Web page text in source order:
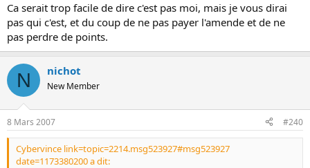
Ca serait trop facile de dire c'est pas moi, mais je vous dirai
pas qui c'est, et du coup de ne pas payer l'amende et de ne
pas perdre de points.
N nichot
New Member
8 Mars 2007 #240
Cybervince link=topic=2214.msg523927#msg523927
date=1173380200 a dit: